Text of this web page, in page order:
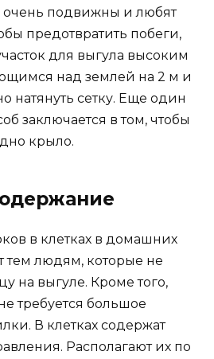
подвижны и любят
предотвратить побеги,
для выгула высоким
над землей на 2 м и
натянуть сетку. Еще один
заключается в том, чтобы
крыло.
в клетках в домашних
тем людям, которые не
на выгуле. Кроме того,
требуется большое
В клетках содержат
Располагают их по